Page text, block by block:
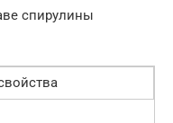
спирулины